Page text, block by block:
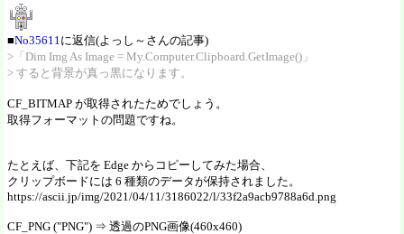
■No35611 に返信(よっし～さんの記事)
>「Dim Img As Image = My.Computer.Clipboard.GetImage()」
> すると背景が真っ黒になります。
CF_BITMAP が取得されたためでしょう。
取得フォーマットの問題ですね。
たとえば、下記を Edge からコピーしてみた場合、
クリップボードには 6 種類のデータが保持されました。
https://ascii.jp/img/2021/04/11/3186022/l/33f2a9acb9788a6d.png
CF_PNG ("PNG") ⇒ 透過のPNG画像(460x460)